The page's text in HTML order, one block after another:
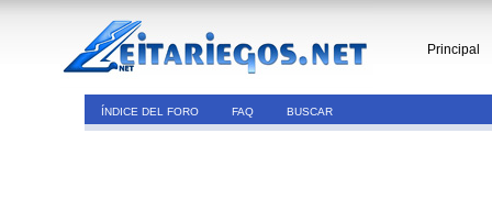
Principal
ÍNDICE DEL FORO FAQ BUSCAR